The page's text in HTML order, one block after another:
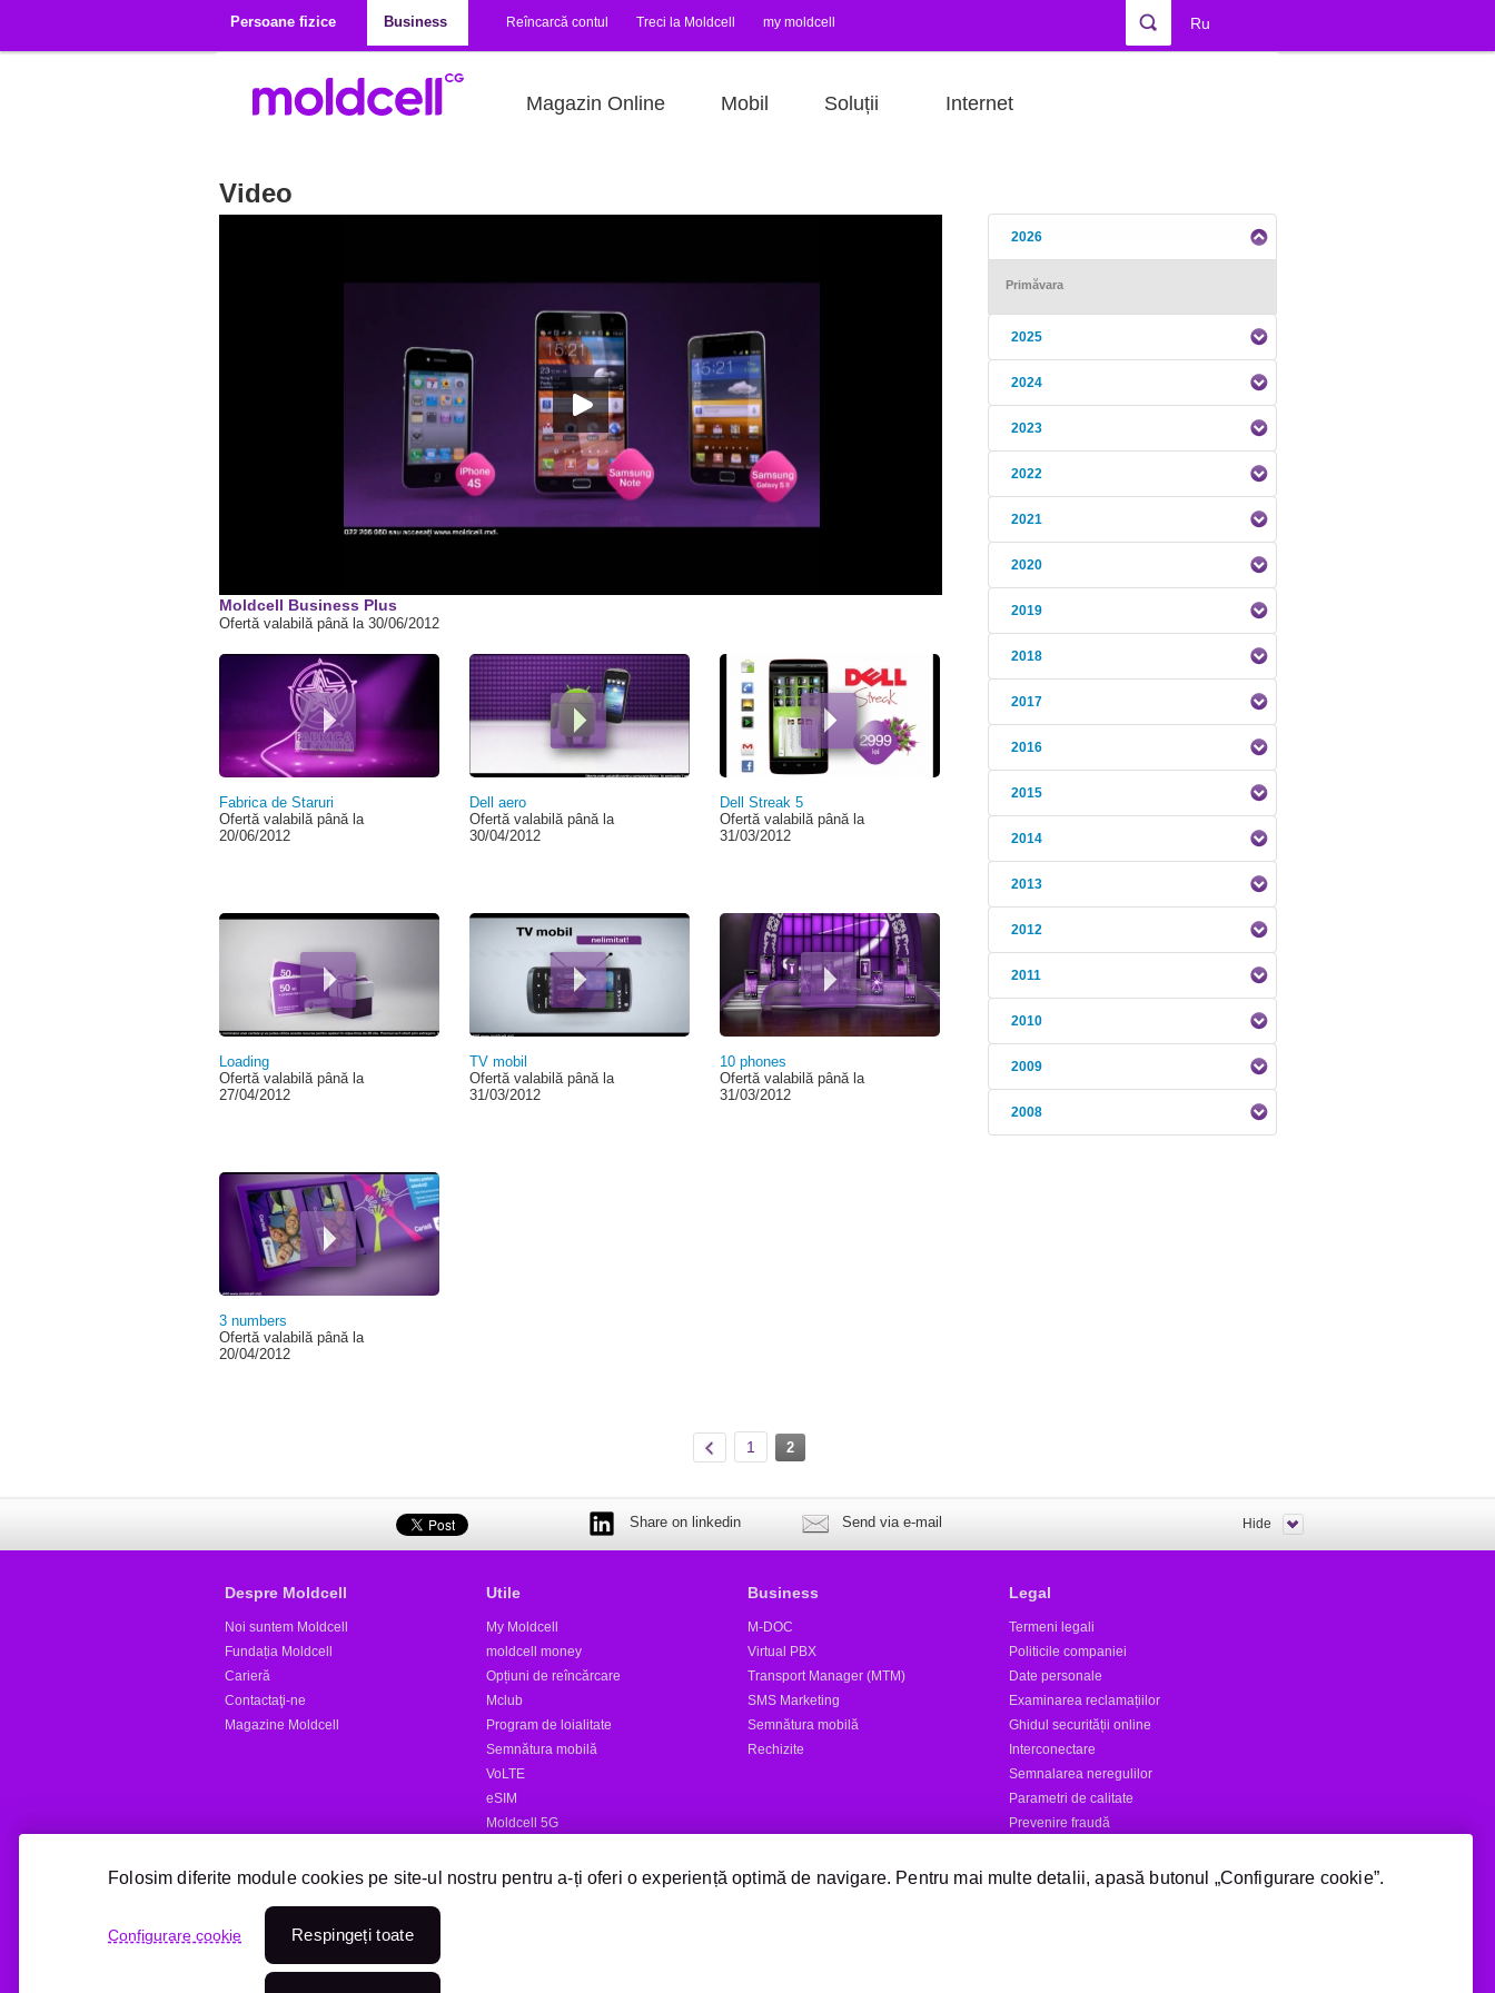
Persoane fizice
Business Reîncarcă contul Treci la Moldcell my moldcell Ru
Magazin Online Mobil Soluții Internet
Video
2026
Primăvara
2025
2024
2023
2022
2021
2020
2019
2018
2017
2016
2015
2014
2013
2012
2011
2010
2009
2008
Moldcell Business Plus
Ofertă valabilă până la 30/06/2012
Fabrica de Staruri
Ofertă valabilă până la
20/06/2012
Dell aero
Ofertă valabilă până la
30/04/2012
Dell Streak 5
Ofertă valabilă până la
31/03/2012
Loading
Ofertă valabilă până la
27/04/2012
TV mobil
Ofertă valabilă până la
31/03/2012
10 phones
Ofertă valabilă până la
31/03/2012
3 numbers
Ofertă valabilă până la
20/04/2012
Pagini
1 2
Share on linkedin Send via e-mail Hide
Despre Moldcell
Noi suntem Moldcell
Fundația Moldcell
Carieră
Contactaţi-ne
Magazine Moldcell
Utile
My Moldcell
moldcell money
Opțiuni de reîncărcare
Mclub
Program de loialitate
Semnătura mobilă
VoLTE
eSIM
Moldcell 5G
Business
M-DOC
Virtual PBX
Transport Manager (MTM)
SMS Marketing
Semnătura mobilă
Rechizite
Legal
Termeni legali
Politicile companiei
Date personale
Examinarea reclamațiilor
Ghidul securității online
Interconectare
Semnalarea neregulilor
Parametri de calitate
Prevenire fraudă
Reîncărcare online
Folosim diferite module cookies pe site-ul nostru pentru a-ți oferi o experiență optimă de navigare. Pentru mai multe detalii, apasă butonul „Configurare cookie”.
Configurare cookie Respingeți toate